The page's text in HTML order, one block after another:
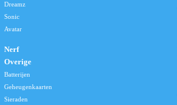
Dreamz
Sonic
Avatar
Nerf
Overige
Batterijen
Geheugenkaarten
Sieraden